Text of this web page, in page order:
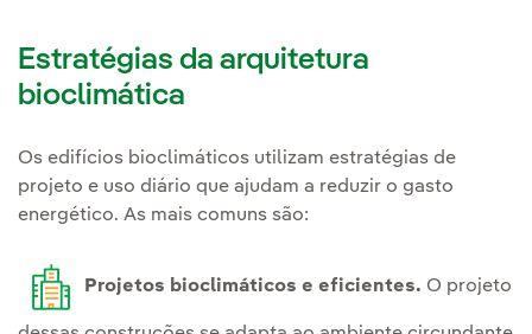
Estratégias da arquitetura
bioclimática
Os edifícios bioclimáticos utilizam estratégias de
projeto e uso diário que ajudam a reduzir o gasto
energético. As mais comuns são:
Projetos bioclimáticos e eficientes. O projeto